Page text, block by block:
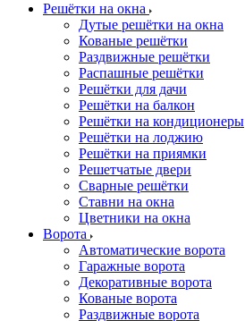
Решётки на окна
Дутые решётки на окна
Кованые решётки
Раздвижные решётки
Распашные решётки
Решётки для дачи
Решётки на балкон
Решётки на кондиционеры
Решётки на лоджию
Решётки на приямки
Решетчатые двери
Сварные решётки
Ставни на окна
Цветники на окна
Ворота
Автоматические ворота
Гаражные ворота
Декоративные ворота
Кованые ворота
Раздвижные ворота